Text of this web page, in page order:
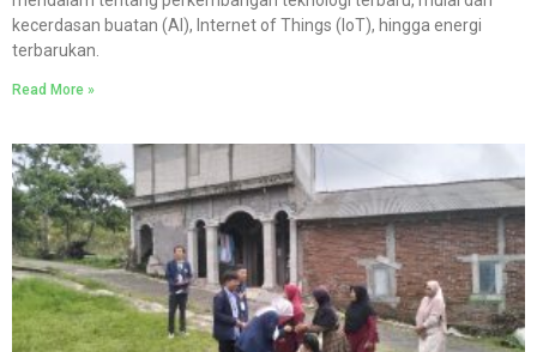
kecerdasan buatan (AI), Internet of Things (IoT), hingga energi
terbarukan.
Read More »